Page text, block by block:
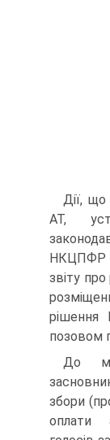
Дії,
АТ,
НКЦПФР
звіту
позовом
До
збори
оплати